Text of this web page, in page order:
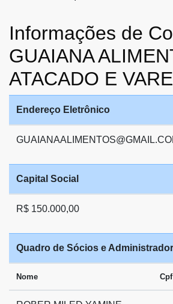
Informações de
GUAIANA
ATACADO E
Endereço Eletrônico
Capital Social
R$ 150.000,00
Quadro de Sócios e
Nome Cpf